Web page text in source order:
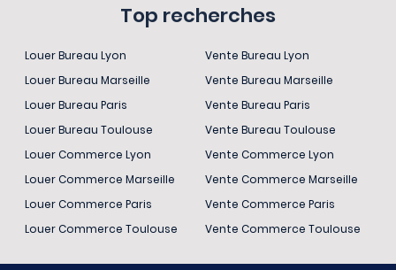
Top recherches
Louer Bureau Lyon
Louer Bureau Marseille
Louer Bureau Paris
Louer Bureau Toulouse
Louer Commerce Lyon
Louer Commerce Marseille
Louer Commerce Paris
Louer Commerce Toulouse
Vente Bureau Lyon
Vente Bureau Marseille
Vente Bureau Paris
Vente Bureau Toulouse
Vente Commerce Lyon
Vente Commerce Marseille
Vente Commerce Paris
Vente Commerce Toulouse